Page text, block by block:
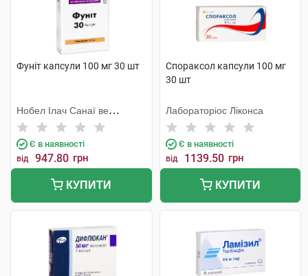
Фуніт капсули 100 мг 30 шт
Нобел Ілач Санаї ве
Тіджарет
Є в наявності
від 947.80 грн
КУПИТИ
Спораксол капсули 100 мг
30 шт
Лабораторіос Ліконса
Є в наявності
від 1139.50 грн
КУПИТИ